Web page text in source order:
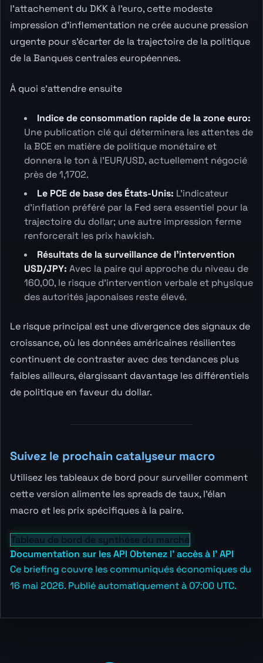
l'attachement du DKK à l'euro, cette modeste
impression d'inflementation ne crée aucune pression
urgente pour s'écarter de la trajectoire de la politique
de la Banques centrales européennes.
À quoi s'attendre ensuite
Indice de consommation rapide de la zone euro:
Une publication clé qui déterminera les attentes de
la BCE en matière de politique monétaire et
donnera le ton à l'EUR/USD, actuellement négocié
près de 1,1702.
Le PCE de base des États-Unis: L'indicateur
d'inflation préféré par la Fed sera essentiel pour la
trajectoire du dollar; une autre impression ferme
renforcerait les prix hawkish.
Résultats de la surveillance de l'intervention
USD/JPY: Avec la paire qui approche du niveau de
160,00, le risque d'intervention verbale et physique
des autorités japonaises reste élevé.
Le risque principal est une divergence des signaux de
croissance, où les données américaines résilientes
continuent de contraster avec des tendances plus
faibles ailleurs, élargissant davantage les différentiels
de politique en faveur du dollar.
Suivez le prochain catalyseur macro
Utilisez les tableaux de bord pour surveiller comment
cette version alimente les spreads de taux, l'élan
macro et les prix spécifiques à la paire.
Tableau de bord de synthèse du marché
Documentation sur les API Obtenez l' accès à l' API
Ce briefing couvre les communiqués économiques du
16 mai 2026. Publié automatiquement à 07:00 UTC.